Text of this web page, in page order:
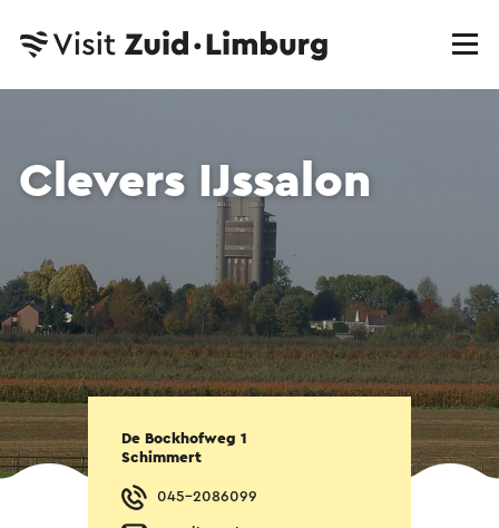
Clevers IJssalon
De Bockhofweg 1
Schimmert
045-2086099